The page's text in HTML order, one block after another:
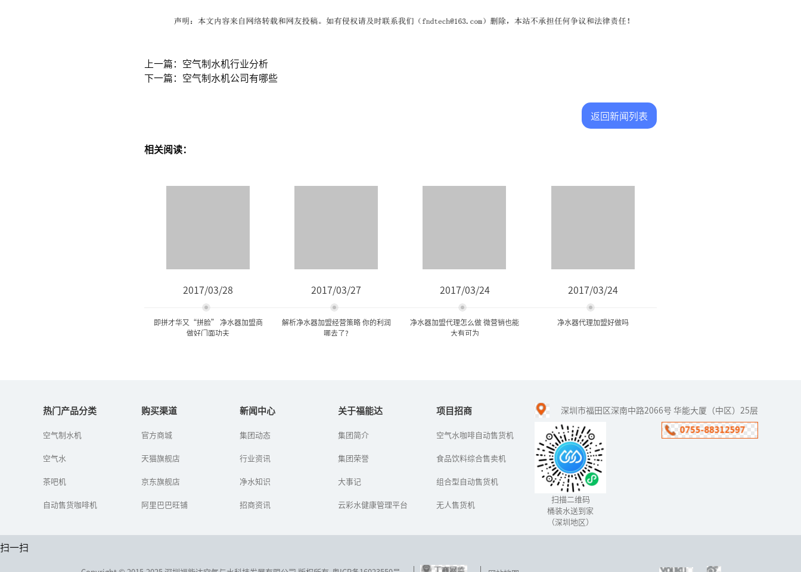
上一篇：空气制水机行业分析
下一篇：空气制水机公司有哪些
返回新闻列表
相关阅读：
2017/03/28
即拼才华又“拼脸” 净水器加盟商
做好门面功夫
在拼脸的时代，我们既要
好的做好净水器的销售。
功夫做足了，谁就能掌握
2017/03/27
解析净水器加盟经营策略 你的利润
哪去了?
净水器利润怎么样？净水
器加盟代理怎么做​？随着
越来越多的有志之士投身
2017/03/24
净水器加盟代理怎么做 微营销也能
大有可为
当下，人人都有一部智能
现上网、刷微博、玩微
碎的时间。因此，净水器
2017/03/24
净水器代理加盟好做吗
净水器行业从落地到中国
开始，一直以骄人的姿态
前进着，这些年来也取得
了相当大的成绩。但随着
净水器市场的竞争不断激
烈化，生产...
热门产品分类
空气制水机
空气水
茶吧机
自动售货咖啡机
购买渠道
官方商城
天猫旗舰店
京东旗舰店
阿里巴巴旺铺
新闻中心
集团动态
行业资讯
净水知识
招商资讯
关于福能达
集团简介
集团荣誉
大事记
云彩水健康管理平台
项目招商
空气水咖啡自动售货机
食品饮料综合售卖机
组合型自动售货机
无人售货机
深圳市福田区深南中路2066号 华能大厦（中区）25层
扫描二维码
桶装水送到家
（深圳地区）
扫一扫